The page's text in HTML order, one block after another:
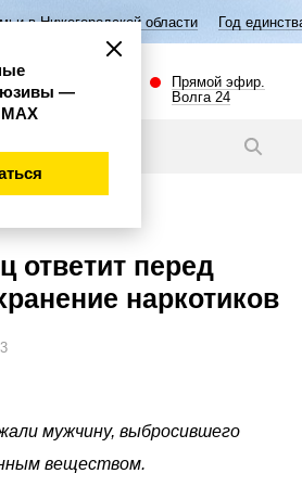
области Год единства народов
Прямой эфир.
Волга 24
ответит перед
наркотиков
мужчину, выбросившего
веществом.
—
МАХ